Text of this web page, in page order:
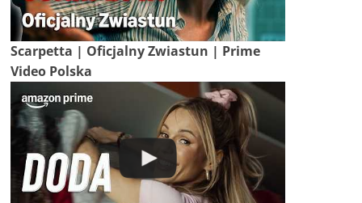
Scarpetta | Oficjalny Zwiastun | Prime
Video Polska